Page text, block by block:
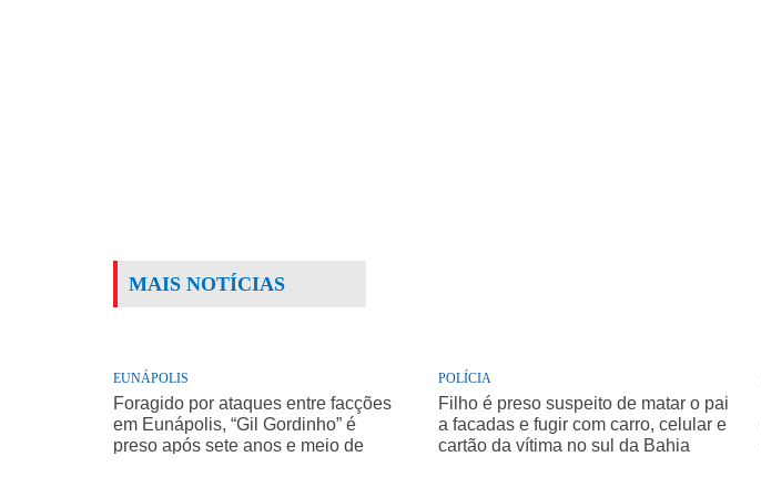
MAIS NOTÍCIAS
EUNÁPOLIS
Foragido por ataques entre facções
em Eunápolis, “Gil Gordinho” é
preso após sete anos e meio de
POLÍCIA
Filho é preso suspeito de matar o pai
a facadas e fugir com carro, celular e
cartão da vítima no sul da Bahia